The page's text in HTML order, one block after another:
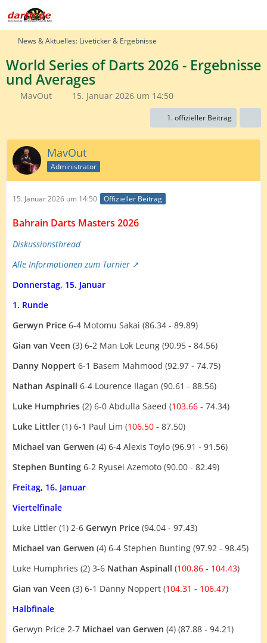
News & Aktuelles: Liveticker & Ergebnisse
World Series of Darts 2026 - Ergebnisse
und Averages
MavOut 15. Januar 2026 um 14:50
1. offizieller Beitrag
MavOut
Administrator
15. Januar 2026 um 14:50 Offizieller Beitrag
Bahrain Darts Masters 2026
Diskussionsthread
Alle Informationen zum Turnier
Donnerstag, 15. Januar
1. Runde
Gerwyn Price 6-4 Motomu Sakai (86.34 - 89.89)
Gian van Veen (3) 6-2 Man Lok Leung (90.95 - 84.56)
Danny Noppert 6-1 Basem Mahmood (92.97 - 74.75)
Nathan Aspinall 6-4 Lourence Ilagan (90.61 - 88.56)
Luke Humphries (2) 6-0 Abdulla Saeed (103.66 - 74.34)
Luke Littler (1) 6-1 Paul Lim (106.50 - 87.50)
Michael van Gerwen (4) 6-4 Alexis Toylo (96.91 - 91.56)
Stephen Bunting 6-2 Ryusei Azemoto (90.00 - 82.49)
Freitag, 16. Januar
Viertelfinale
Luke Littler (1) 2-6 Gerwyn Price (94.04 - 97.43)
Michael van Gerwen (4) 6-4 Stephen Bunting (97.92 - 98.45)
Luke Humphries (2) 3-6 Nathan Aspinall (100.86 - 104.43)
Gian van Veen (3) 6-1 Danny Noppert (104.31 - 106.47)
Halbfinale
Gerwyn Price 2-7 Michael van Gerwen (4) (87.88 - 94.21)